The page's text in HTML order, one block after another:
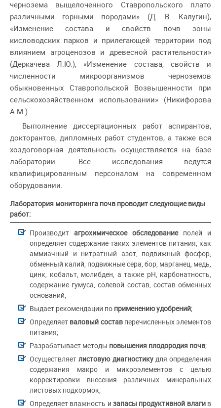
чернозема выщелоченного Ставропольского плато
различными горными породами» (Д. В. Калугин),
«Изменение состава и свойств почв зоны
кисловодских парков и прилегающей территории под
влиянием агроценозов и древесной растительности»
(Деркачева Л.Ю.), «Изменение состава, свойств и
численности микроорганизмов черноземов
обыкновенных Ставропольской Возвышенности при
сельскохозяйственном использовании» (Никифорова
А.М.).
Выполнение диссертационных работ аспирантов,
докторантов, дипломных работ студентов, а также вся
хоздоговорная деятельность осуществляется на базе
лаборатории. Все исследования ведутся
квалифицированным персоналом на современном
оборудовании.
Лаборатория мониторинга почв проводит следующие виды
работ:
производит агрохимическое обследованиеполей и
определяет содержание таких элементов питания, как
аммиачный и нитратный азот, подвижный фосфор,
обменный калий, подвижные сера, бор, марганец, медь,
цинк, кобальт, молибден, а также рН, карбонатность,
содержание гумуса, солевой состав, состав обменных
оснований;
выдает рекомендации по применению удобрений;
определяет валовый составперечисленных элементов
питания;
разрабатывает методы повышения плодородия почв;
осуществляетлистовую диагностикудля определения
содержания макро и микроэлементов с целью
корректировки внесения различных минеральных
листовых подкормок;
определяет влажность и запасы продуктивной влагив